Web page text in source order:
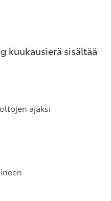
kuukausierä sisältää
ajaksi